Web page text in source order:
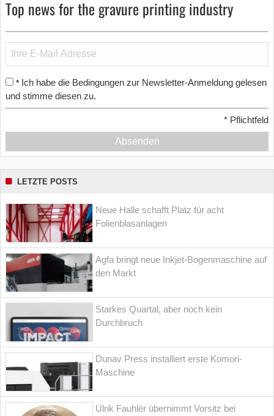
Top news for the gravure printing industry
* Ich habe die Bedingungen zur Newsletter-Anmeldung gelesen
und stimme diesen zu.
* Pflichtfeld
Absenden
LETZTE POSTS
Neue Halle schafft Platz für acht
Folienblasanlagen
Agfa bringt neue Inkjet-Bogenmaschine auf
den Markt
Starkes Quartal, aber noch kein
Durchbruch
Dunav Press installiert erste Komori-
Maschine
Ulrik Fauhlér übernimmt Vorsitz bei